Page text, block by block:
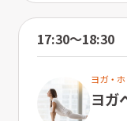
17:30〜18:30
ヨガ・
ヨガ